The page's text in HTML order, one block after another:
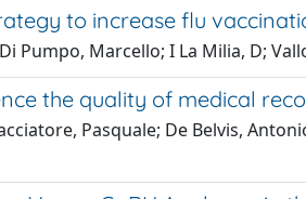
to increase flu
Pumpo, Marcello; I La Milia, D;
the quality of medical
Pasquale; De Belvis,